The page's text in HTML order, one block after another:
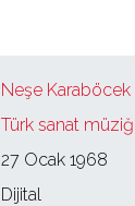
Neşe Karaböcek
Türk sanat müziği
27 Ocak 1968
Dijital